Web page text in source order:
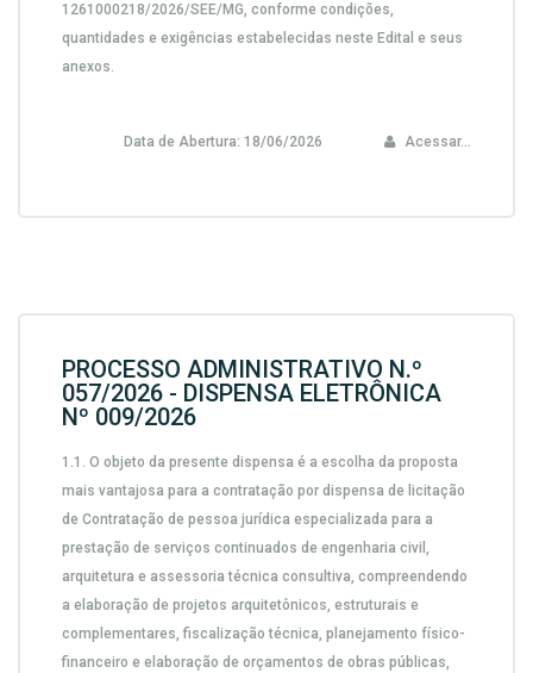
1261000218/2026/SEE/MG, conforme condições,
quantidades e exigências estabelecidas neste Edital e seus
anexos.
Data de Abertura: 18/06/2026 Acessar...
PROCESSO ADMINISTRATIVO N.º
057/2026 - DISPENSA ELETRÔNICA
Nº 009/2026
1.1. O objeto da presente dispensa é a escolha da proposta
mais vantajosa para a contratação por dispensa de licitação
de Contratação de pessoa jurídica especializada para a
prestação de serviços continuados de engenharia civil,
arquitetura e assessoria técnica consultiva, compreendendo
a elaboração de projetos arquitetônicos, estruturais e
complementares, fiscalização técnica, planejamento físico-
financeiro e elaboração de orçamentos de obras públicas,